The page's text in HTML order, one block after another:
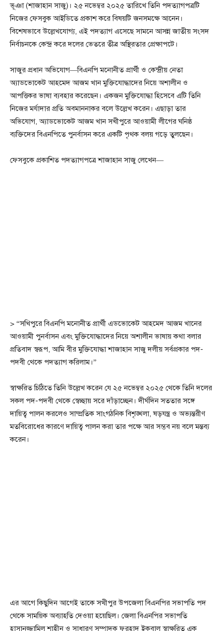
ভূঞা (শাজাহান সাজু)। ২৫ নভেম্বর ২০২৫ তারিখে তিনি পদত্যাগপত্রটি
নিজের ফেসবুক আইডিতে প্রকাশ করে বিষয়টি জনসমক্ষে আনেন।
বিশেষভাবে উল্লেখযোগ্য, এই পদত্যাগ এসেছে সামনে আসন্ন জাতীয় সংসদ
নির্বাচনকে কেন্দ্র করে দলের ভেতরে তীব্র অস্থিরতার প্রেক্ষাপটে।
সাজুর প্রধান অভিযোগ—বিএনপি মনোনীত প্রার্থী ও কেন্দ্রীয় নেতা
অ্যাডভোকেট আহমেদ আজম খান মুক্তিযোদ্ধাদের নিয়ে অশালীন ও
আপত্তিকর ভাষা ব্যবহার করেছেন। একজন মুক্তিযোদ্ধা হিসেবে এটি তিনি
নিজের মর্যাদার প্রতি অবমাননাকর বলে উল্লেখ করেন। এছাড়া তার
অভিযোগ, অ্যাডভোকেট আজম খান সখীপুরে আওয়ামী লীগের ঘনিষ্ঠ
ব্যক্তিদের বিএনপিতে পুনর্বাসন করে একটি পৃথক বলয় গড়ে তুলছেন।
ফেসবুকে প্রকাশিত পদত্যাগপত্রে শাজাহান সাজু লেখেন—
> “সখিপুরে বিএনপি মনোনীত প্রার্থী এডভোকেট আহমেদ আজম খানের
আওয়ামী পুনর্বাসন এবং মুক্তিযোদ্ধাদের নিয়ে অশালীন ভাষায় কথা বলার
প্রতিবাদ স্বরূপ, আমি বীর মুক্তিযোদ্ধা শাজাহান সাজু দলীয় সর্বপ্রকার পদ-
পদবী থেকে পদত্যাগ করিলাম।”
স্বাক্ষরিত চিঠিতে তিনি উল্লেখ করেন যে ২৫ নভেম্বর ২০২৫ থেকে তিনি দলের
সকল পদ-পদবী থেকে স্বেচ্ছায় সরে দাঁড়াচ্ছেন। দীর্ঘদিন সততার সঙ্গে
দায়িত্ব পালন করলেও সাম্প্রতিক সাংগঠনিক বিশৃঙ্খলা, ষড়যন্ত্র ও অভ্যন্তরীণ
মতবিরোধের কারণে দায়িত্ব পালন করা তার পক্ষে আর সম্ভব নয় বলে মন্তব্য
করেন।
এর আগে কিছুদিন আগেই তাকে সখীপুর উপজেলা বিএনপির সভাপতি পদ
থেকে সাময়িক অব্যাহতি দেওয়া হয়েছিল। জেলা বিএনপির সভাপতি
হাসানুজ্জামিল শাহীন ও সাধারণ সম্পাদক ফরহাদ ইকবাল স্বাক্ষরিত এক